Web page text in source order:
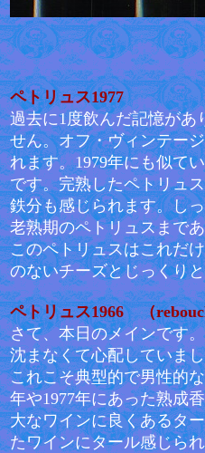
ペトリュス1977
過去に1度飲んだ記憶があ
せん。オフ・ヴィンテー
れます。1979年にも似て
です。完熟したペトリュ
鉄分も感じられます。し
老熟期のペトリュスまで
このペトリュスはこれだ
のないチーズとじっくり
ペトリュス1966 （
さて、本日のメインです
沈まなくて心配していま
これこそ典型的で男性的
年や1977年にあった熟成
大なワインに良くあるタ
たワインにタール感じら